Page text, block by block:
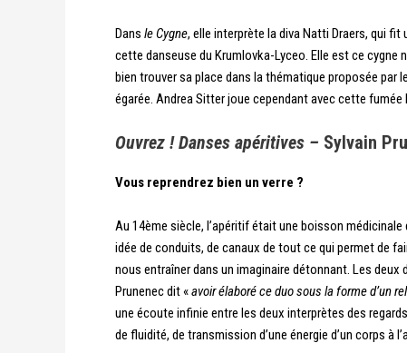
Dans le Cygne, elle interprète la diva Natti Draers, qui
cette danseuse du Krumlovka-Lyceo. Elle est ce
bien trouver sa place dans la thématique proposée par
égarée. Andrea Sitter joue cependant avec cette
Ouvrez ! Danses apéritives – Sylvain
Vous reprendrez bien un verre ?
Au 14ème siècle, l’apéritif était une boisson
idée de conduits, de canaux de tout ce qui permet de
nous entraîner dans un imaginaire détonnant. Les
Prunenec dit «avoir élaboré ce duo sous la forme d’un
une écoute infinie entre les deux interprètes des
de fluidité, de transmission d’une énergie d’un corps à